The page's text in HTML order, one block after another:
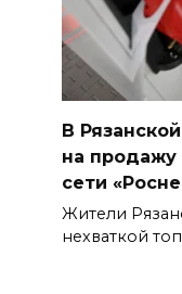
В
на продажу
сети
Жители
нехваткой